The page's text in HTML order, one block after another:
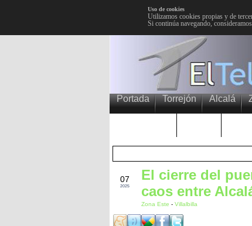
Uso de cookies
Utilizamos cookies propias y de
Si continúa navegando,
Portada Torrejón Alcalá
07
2025
El cierre del
caos entre
Zona Este - Villalbilla